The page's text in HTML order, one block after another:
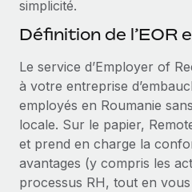
Recevez des conseils
l’international et la
Contrôles d’antécédents
Simplifiez vos processus
candidats
Remote Watchtower
Gardez un temps d’avance
matière de conformité
l’IA
ÉTUDES DE CAS
Centre de ressources
Obtenir de l’aide
Voir toutes les ressources
BLOG
Paie multipays
EOR et PEO
simplicité.
Définition de l’EOR
Le service d’Employer of
à votre entreprise
employés en Roumanie
locale. Sur le papier,
et prend en charge la
avantages (y compris les
processus RH, tout en